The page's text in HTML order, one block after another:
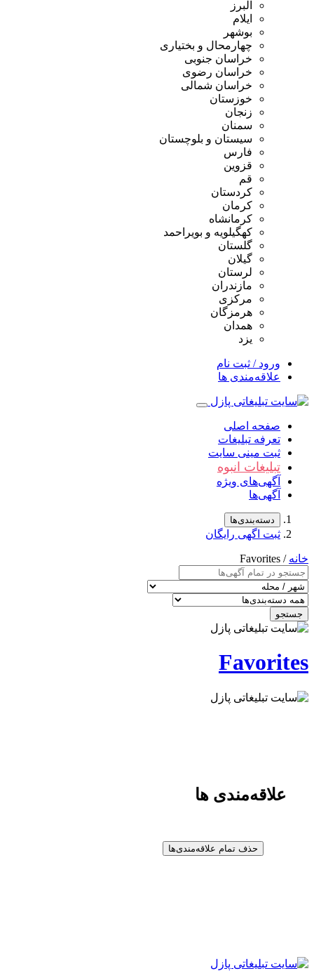
البرز
ایلام
بوشهر
چهارمحال و بختیاری
خراسان جنوبی
خراسان رضوی
خراسان شمالی
خوزستان
زنجان
سمنان
سیستان و بلوچستان
فارس
قزوین
قم
کردستان
کرمان
کرمانشاه
کهگیلویه و بویراحمد
گلستان
گیلان
لرستان
مازندران
مرکزی
هرمزگان
همدان
یزد
ورود / ثبت نام
علاقه‌مندی ها
صفحه اصلی
تعرفه تبلیغات
ثبت مینی سایت
تبلیغات انبوه
آگهی‌های ویژه
آگهی‌ها
دسته‌بندی‌ها
ثبت اگهی رایگان
خانه / Favorites
جستجو
Favorites
علاقه‌مندی ها
حذف تمام علاقه‌مندی‌ها